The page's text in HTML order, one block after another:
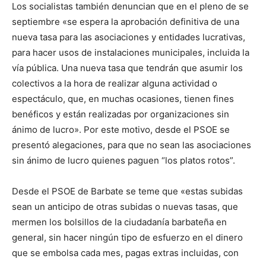
Los socialistas también denuncian que en el pleno de se
septiembre «se espera la aprobación definitiva de una
nueva tasa para las asociaciones y entidades lucrativas,
para hacer usos de instalaciones municipales, incluida la
vía pública. Una nueva tasa que tendrán que asumir los
colectivos a la hora de realizar alguna actividad o
espectáculo, que, en muchas ocasiones, tienen fines
benéficos y están realizadas por organizaciones sin
ánimo de lucro». Por este motivo, desde el PSOE se
presentó alegaciones, para que no sean las asociaciones
sin ánimo de lucro quienes paguen “los platos rotos”.
Desde el PSOE de Barbate se teme que «estas subidas
sean un anticipo de otras subidas o nuevas tasas, que
mermen los bolsillos de la ciudadanía barbateña en
general, sin hacer ningún tipo de esfuerzo en el dinero
que se embolsa cada mes, pagas extras incluidas, con